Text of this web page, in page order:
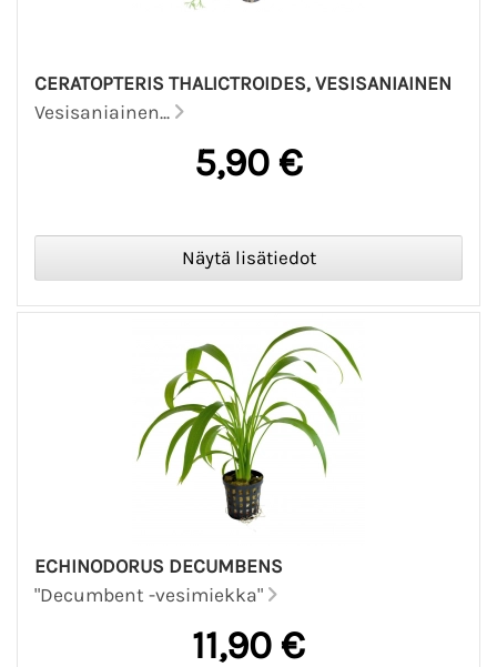
CERATOPTERIS THALICTROIDES, VESISANIAINEN
Vesisaniainen...
5,90 €
ECHINODORUS DECUMBENS
"Decumbent -vesimiekka"
11,90 €